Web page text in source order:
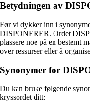
Betydningen av
Før vi dykker inn i
DISPONERER. Ordet
plassere noe på en bestemt
over ressurser eller å
Synonymer for
Du kan bruke følgende
kryssordet ditt: